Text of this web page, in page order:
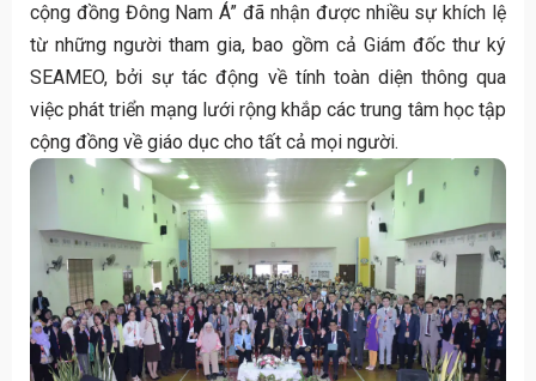
cộng đồng Đông Nam Á” đã nhận được nhiều sự khích lệ
từ những người tham gia, bao gồm cả Giám đốc thư ký
SEAMEO, bởi sự tác động về tính toàn diện thông qua
việc phát triển mạng lưới rộng khắp các trung tâm học tập
cộng đồng về giáo dục cho tất cả mọi người.